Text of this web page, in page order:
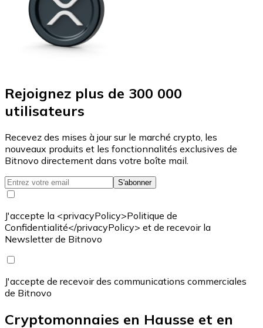
Rejoignez plus de 300 000
utilisateurs
Recevez des mises à jour sur le marché crypto, les
nouveaux produits et les fonctionnalités exclusives de
Bitnovo directement dans votre boîte mail.
S'abonner
J'accepte la <privacyPolicy>Politique de
Confidentialité</privacyPolicy> et de recevoir la
Newsletter de Bitnovo
J'accepte de recevoir des communications commerciales
de Bitnovo
Cryptomonnaies en Hausse et en